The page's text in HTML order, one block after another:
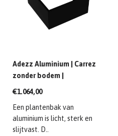
Adezz Aluminium | Carrez
zonder bodem |
1200x1200x600 mm
€1.064,00
Een plantenbak van
aluminium is licht, sterk en
slijtvast. D..